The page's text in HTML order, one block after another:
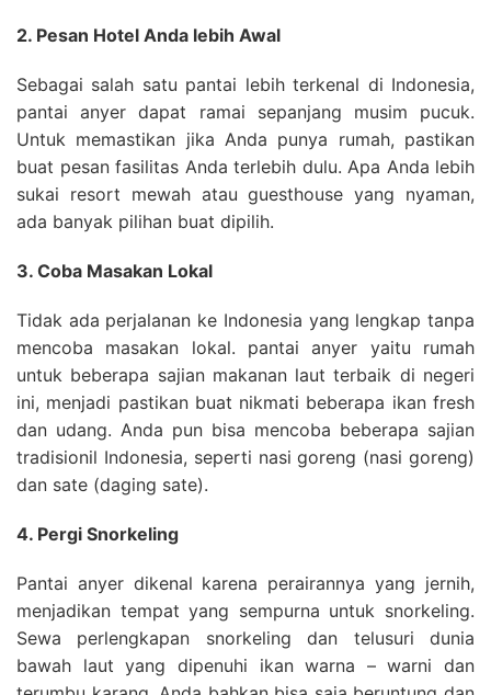
2. Pesan Hotel Anda lebih Awal
Sebagai salah satu pantai lebih terkenal di Indonesia,
pantai anyer dapat ramai sepanjang musim pucuk.
Untuk memastikan jika Anda punya rumah, pastikan
buat pesan fasilitas Anda terlebih dulu. Apa Anda lebih
sukai resort mewah atau guesthouse yang nyaman,
ada banyak pilihan buat dipilih.
3. Coba Masakan Lokal
Tidak ada perjalanan ke Indonesia yang lengkap tanpa
mencoba masakan lokal. pantai anyer yaitu rumah
untuk beberapa sajian makanan laut terbaik di negeri
ini, menjadi pastikan buat nikmati beberapa ikan fresh
dan udang. Anda pun bisa mencoba beberapa sajian
tradisionil Indonesia, seperti nasi goreng (nasi goreng)
dan sate (daging sate).
4. Pergi Snorkeling
Pantai anyer dikenal karena perairannya yang jernih,
menjadikan tempat yang sempurna untuk snorkeling.
Sewa perlengkapan snorkeling dan telusuri dunia
bawah laut yang dipenuhi ikan warna – warni dan